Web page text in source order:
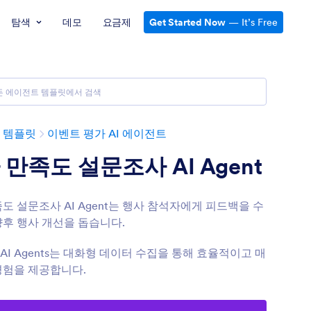
탐색 데모 요금제 Get Started Now — It’s Free
플릿 이벤트 평가 AI 에이전트
만족도 설문조사 AI Agent
도 설문조사 AI Agent는 행사 참석자에게 피드백을 수
행사 개선을 돕습니다.
Agents는 대화형 데이터 수집을 통해 효율적이고 매
을 제공합니다.